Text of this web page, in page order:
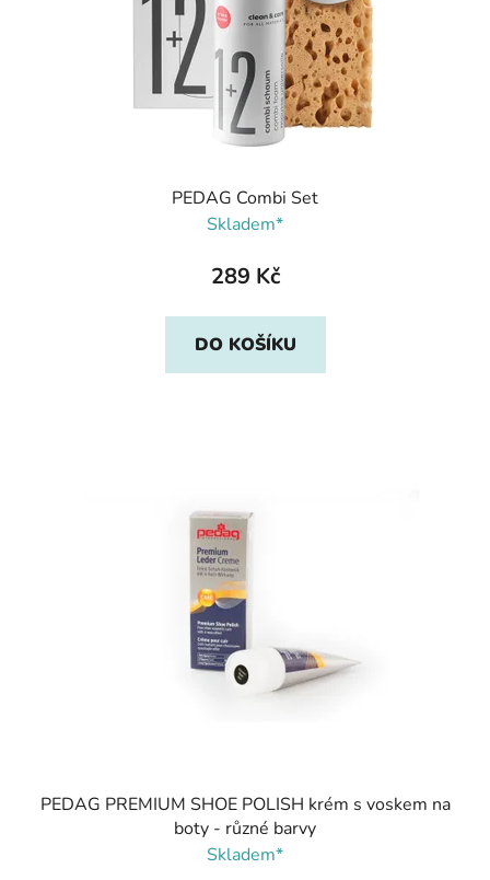
PEDAG Combi Set
Skladem*
289 Kč
DO KOŠÍKU
PEDAG PREMIUM SHOE POLISH krém s voskem na
boty - různé barvy
Skladem*